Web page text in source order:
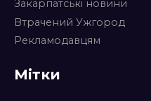
Закарпатські новини
Втрачений Ужгород
Рекламодавцям
Мітки